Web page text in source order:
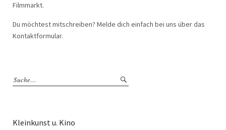
Filmmarkt.
Du möchtest mitschreiben? Melde dich einfach bei uns über das
Kontaktformular.
Kleinkunst u. Kino